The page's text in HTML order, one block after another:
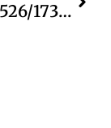
DCS/220526/173 Logra Gobierno De Izcalli Aprehender A Presunto Responsable De Homicidio, En Colaboración Con La Fiscalía De Feminicidios Y La UIIP Del Edomex